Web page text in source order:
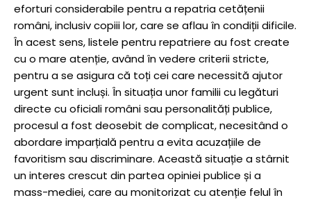
eforturi considerabile pentru a repatria cetățenii
români, inclusiv copiii lor, care se aflau în condiții dificile.
În acest sens, listele pentru repatriere au fost create
cu o mare atenție, având în vedere criterii stricte,
pentru a se asigura că toți cei care necessită ajutor
urgent sunt incluși. În situația unor familii cu legături
directe cu oficiali români sau personalități publice,
procesul a fost deosebit de complicat, necesitând o
abordare imparțială pentru a evita acuzațiile de
favoritism sau discriminare. Această situație a stârnit
un interes crescut din partea opiniei publice și a
mass-mediei, care au monitorizat cu atenție felul în